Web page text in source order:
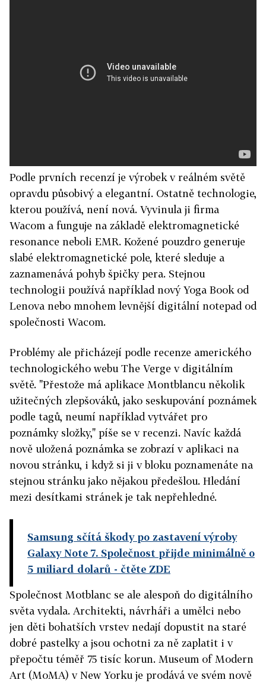
Podle prvních recenzí je výrobek v reálném světě
opravdu působivý a elegantní. Ostatně technologie,
kterou používá, není nová. Vyvinula ji firma
Wacom a funguje na základě elektromagnetické
resonance neboli EMR. Kožené pouzdro generuje
slabé elektromagnetické pole, které sleduje a
zaznamenává pohyb špičky pera. Stejnou
technologii používá například nový Yoga Book od
Lenova nebo mnohem levnější digitální notepad od
společnosti Wacom.
Problémy ale přicházejí podle recenze amerického
technologického webu The Verge v digitálním
světě. "Přestože má aplikace Montblancu několik
užitečných zlepšováků, jako seskupování poznámek
podle tagů, neumí například vytvářet pro
poznámky složky," píše se v recenzi. Navíc každá
nově uložená poznámka se zobrazí v aplikaci na
novou stránku, i když si ji v bloku poznamenáte na
stejnou stránku jako nějakou předešlou. Hledání
mezi desítkami stránek je tak nepřehledné.
Samsung sčítá škody po zastavení výroby
Galaxy Note 7. Společnost přijde minimálně o
5 miliard dolarů - čtěte ZDE
Společnost Motblanc se ale alespoň do digitálního
světa vydala. Architekti, návrháři a umělci nebo
jen děti bohatších vrstev nedají dopustit na staré
dobré pastelky a jsou ochotni za ně zaplatit i v
přepočtu téměř 75 tisíc korun. Museum of Modern
Art (MoMA) v New Yorku je prodává ve svém nově